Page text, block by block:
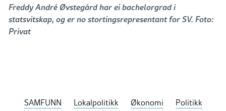
Freddy André Øvstegård har ei bachelorgrad i
statsvitskap, og er no stortingsrepresentant for SV. Foto:
Privat
SAMFUNN Lokalpolitikk Økonomi
Politikk